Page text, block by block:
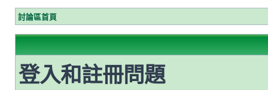
討論區首頁
登入和註冊問題